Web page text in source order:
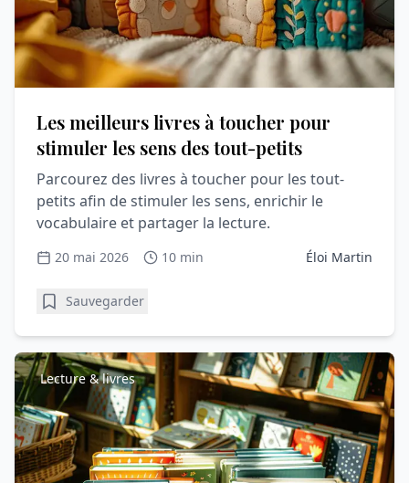
Les meilleurs livres à toucher pour
stimuler les sens des tout-petits
Parcourez des livres à toucher pour les tout-
petits afin de stimuler les sens, enrichir le
vocabulaire et partager la lecture.
20 mai 2026 10 min Éloi Martin
Sauvegarder
Lecture & livres